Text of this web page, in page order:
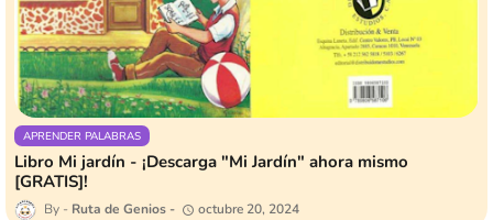
APRENDER PALABRAS
Libro Mi jardín - ¡Descarga "Mi Jardín" ahora mismo
[GRATIS]!
Ruta de Genios octubre 20, 2024